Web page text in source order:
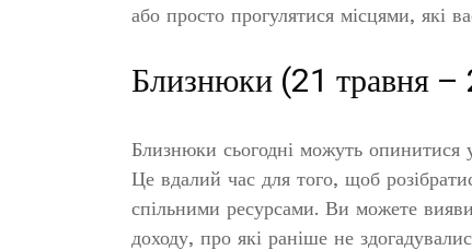
або просто прогулятися місцями, які
Близнюки (21 травня –
Близнюки сьогодні можуть опинитися
Це вдалий час для того, щоб
спільними ресурсами. Ви можете
доходу, про які раніше не